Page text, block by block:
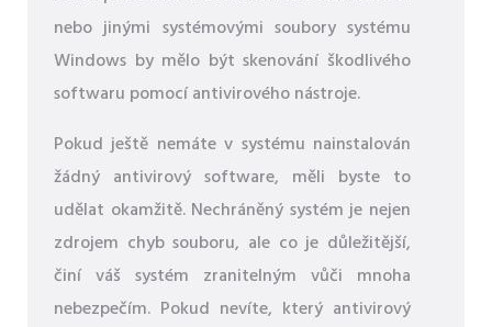
nebo jinými systémovými soubory systému
Windows by mělo být skenování škodlivého
softwaru pomocí antivirového nástroje.
Pokud ještě nemáte v systému nainstalován
žádný antivirový software, měli byste to
udělat okamžitě. Nechráněný systém je nejen
zdrojem chyb souboru, ale co je důležitější,
činí váš systém zranitelným vůči mnoha
nebezpečím. Pokud nevíte, který antivirový